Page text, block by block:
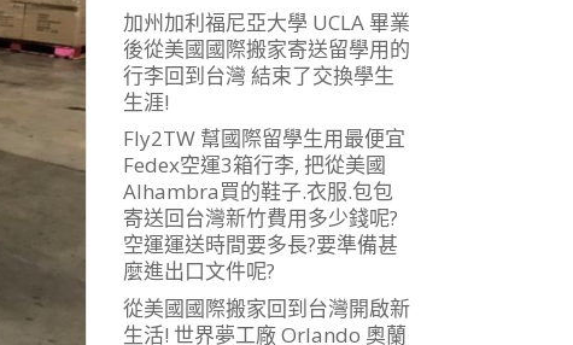
加州加利福尼亞大學 UCLA 畢業
後從美國國際搬家寄送留學用的
行李回到台灣 結束了交換學生
生涯!
Fly2TW 幫國際留學生用最便宜
Fedex空運3箱行李, 把從美國
Alhambra買的鞋子.衣服.包包
寄送回台灣新竹費用多少錢呢?
空運運送時間要多長?要準備甚
麼進出口文件呢?
從美國國際搬家回到台灣開啟新
生活! 世界夢工廠 Orlando 奧蘭